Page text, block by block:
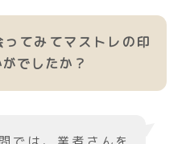
ってみてマストレの印
でしたか？